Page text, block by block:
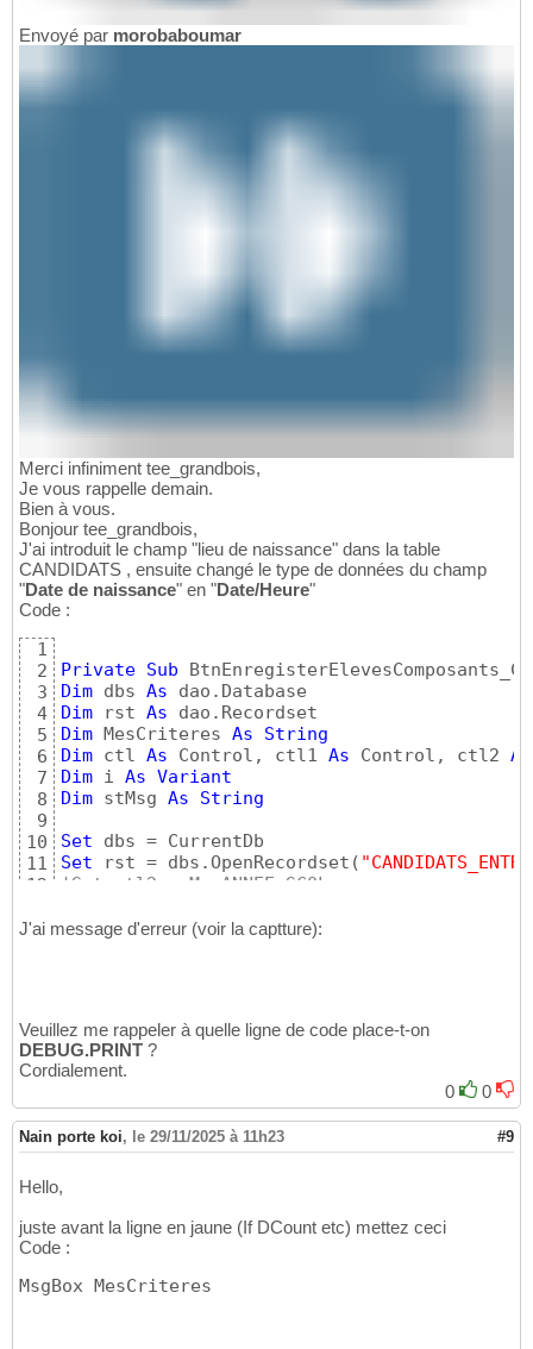
Envoyé par morobaboumar
Merci infiniment tee_grandbois,
Je vous rappelle demain.
Bien à vous.
Bonjour tee_grandbois,
J'ai introduit le champ "lieu de naissance" dans la table
CANDIDATS , ensuite changé le type de données du champ
"Date de naissance" en "Date/Heure"
Code :
1
2
3
4
5
6
7
8
9
10
11
12
14
19
20
21
23
24
26
28
29
31
Private Sub
Dim dbs As
Dim rst As
Dim MesCriteres As
String
Dim ctl As Control, ctl1 As Control, ctl2 As
Dim i As Variant
Dim stMsg As
String
Set
Set rst = dbs.OpenRecordset (
'Set ctl2 = Me.ANNEE_SCOL
Set
        MsgBox
"Sélectionnez une année."
        Me.Filtre_AnneeScolaire.SetFocus
'Me.Filtre_AnneeScolaire.Dropdown
'*** Pour
Exit Sub
End
If
If
MsgBox
End
If
J'ai message d'erreur (voir la captture):
Veuillez me rappeler à quelle ligne de code place-t-on
DEBUG.PRINT ?
Cordialement.
0
0
Nain porte koi, le 29/11/2025 à 11h23 #9
Hello,
juste avant la ligne en jaune (If DCount etc) mettez ceci
Code :
MsgBox MesCriteres